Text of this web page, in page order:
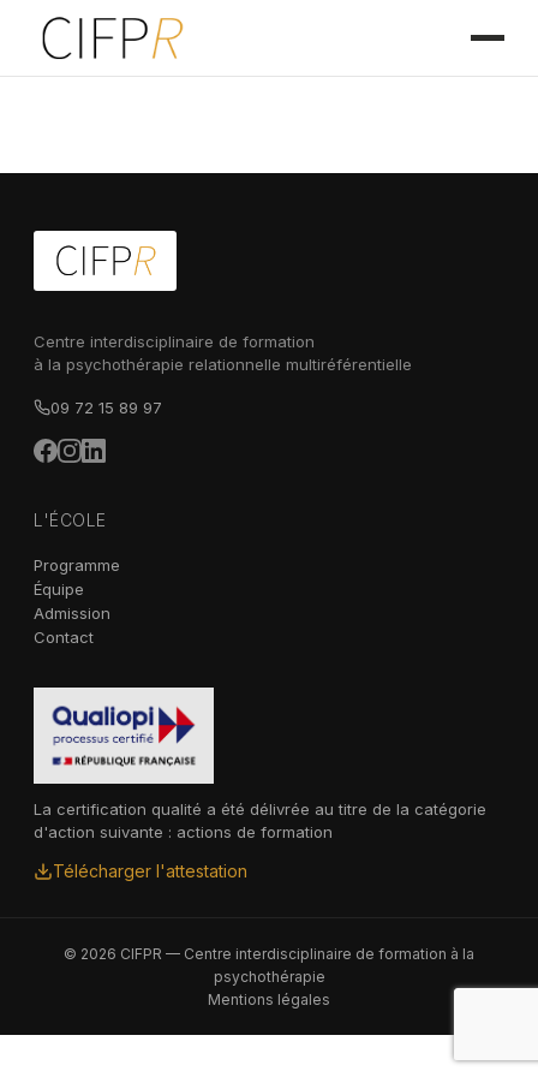
Centre interdisciplinaire de formation
à la psychothérapie relationnelle multiréférentielle
09 72 15 89 97
L'ÉCOLE
Programme
Équipe
Admission
Contact
La certification qualité a été délivrée au titre de la catégorie
d'action suivante : actions de formation
Télécharger l'attestation
© 2026 CIFPR — Centre interdisciplinaire de formation à la
psychothérapie
Mentions légales